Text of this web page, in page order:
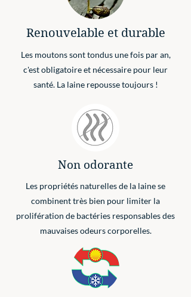
Renouvelable et durable
Les moutons sont tondus une fois par an,
c'est obligatoire et nécessaire pour leur
santé. La laine repousse toujours !
Non odorante
Les propriétés naturelles de la laine se
combinent très bien pour limiter la
prolifération de bactéries responsables des
mauvaises odeurs corporelles.